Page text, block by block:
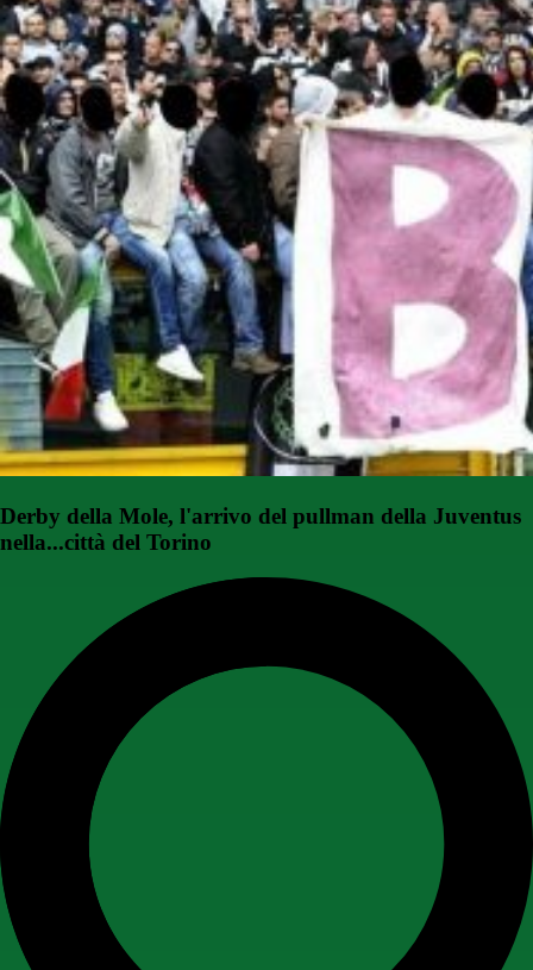
Derby della Mole, l'arrivo del pullman della Juventus
nella...città del Torino